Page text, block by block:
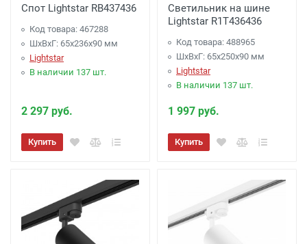
Спот Lightstar RB437436
Код товара: 467288
ШхВхГ: 65x236x90 мм
Lightstar
В наличии 137 шт.
2 297 руб.
Купить
Светильник на шине
Lightstar R1T436436
Код товара: 488965
ШхВхГ: 65x250x90 мм
Lightstar
В наличии 137 шт.
1 997 руб.
Купить